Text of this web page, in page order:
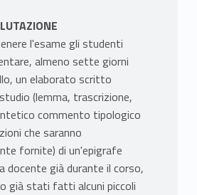
l'esame gli studenti
almeno sette giorni
un elaborato scritto
(lemma, trascrizione,
commento tipologico
che saranno
fornite) di un'epigrafe
docente già durante il corso,
già stati fatti alcuni piccoli